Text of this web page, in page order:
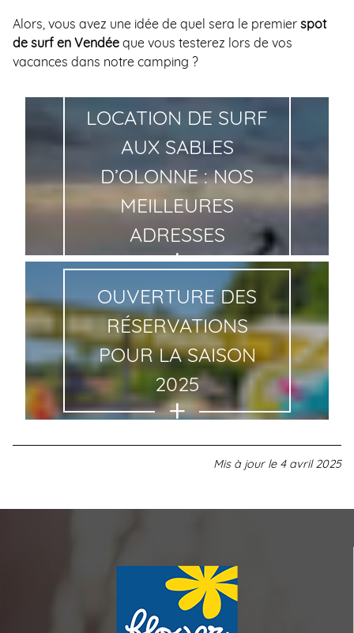
Alors, vous avez une idée de quel sera le premier spot
de surf en Vendée que vous testerez lors de vos
vacances dans notre camping ?
LOCATION DE SURF
AUX SABLES
D’OLONNE : NOS
MEILLEURES
ADRESSES
OUVERTURE DES
RÉSERVATIONS
POUR LA SAISON
2025
Mis à jour le 4 avril 2025